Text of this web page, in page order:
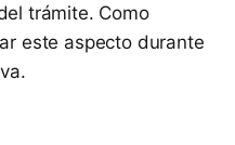
trámite. Como
este aspecto durante